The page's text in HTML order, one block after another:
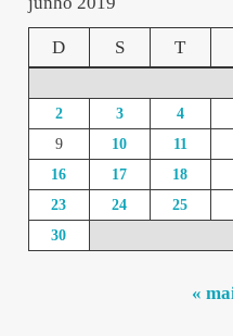
D S T
2
3 4
9
10 11
16
17 18
23
24 25
30
«